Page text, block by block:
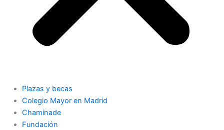
Plazas y becas
Colegio Mayor en Madrid
Chaminade
Fundación